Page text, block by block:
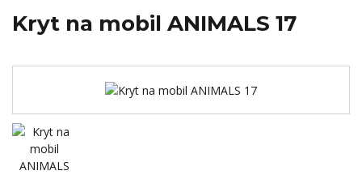
Kryt na mobil ANIMALS 17